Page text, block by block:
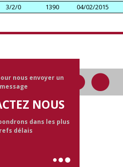
3/2/0 1390 04/02/2015
nous envoyer un
message
NOUS
dans les plus
délais